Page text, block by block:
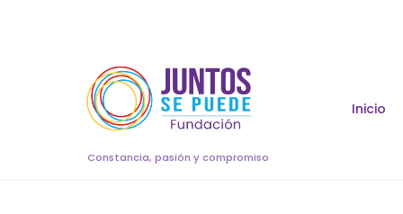
Constancia, pasión y compromiso
Inicio